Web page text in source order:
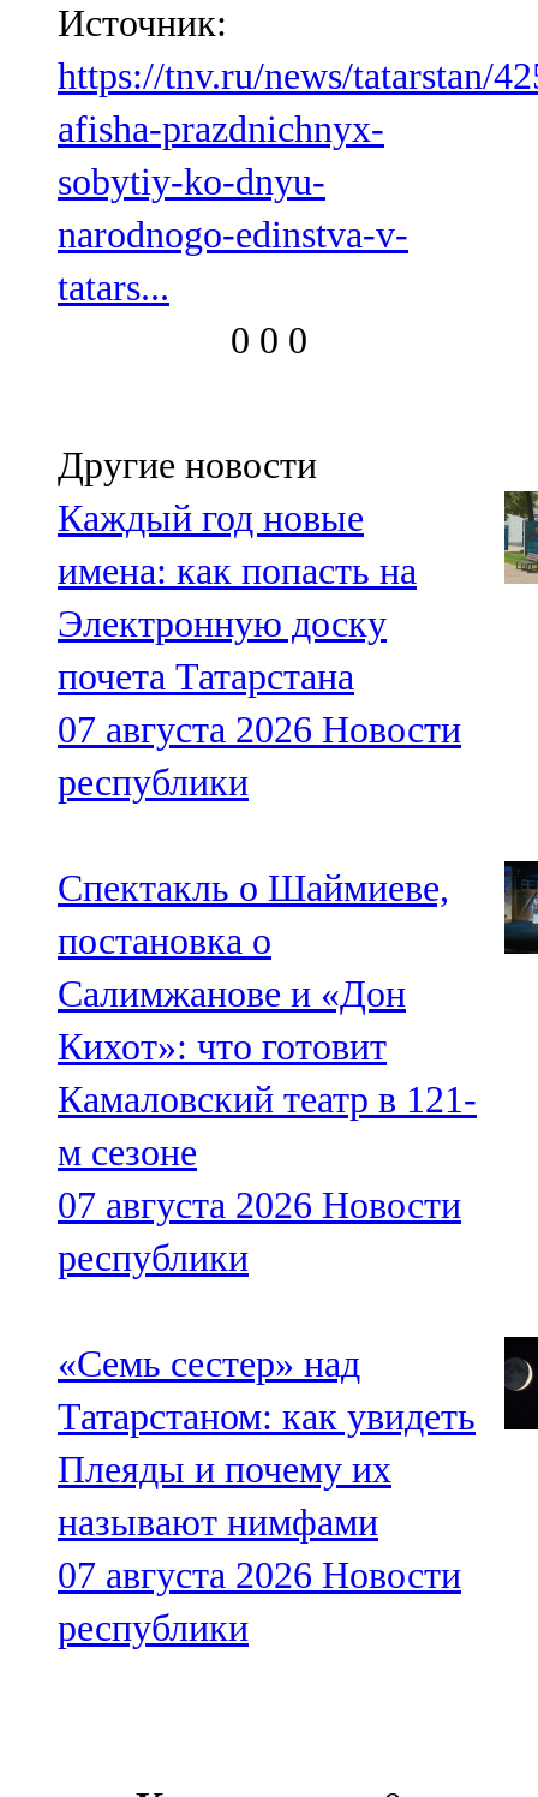
Источник:
https://tnv.ru/news/tatarstan/
afisha-prazdnichnyx-
sobytiy-ko-dnyu-
narodnogo-edinstva-v-
tatars...
0 0 0
Другие новости
Каждый год новые
имена: как попасть на
Электронную доску
почета Татарстана
07 августа 2026 Новости
республики
Спектакль о Шаймиеве,
постановка о
Салимжанове и «Дон
Кихот»: что готовит
Камаловский театр в 121-
м сезоне
07 августа 2026 Новости
республики
«Семь сестер» над
Татарстаном: как увидеть
Плеяды и почему их
называют нимфами
07 августа 2026 Новости
республики